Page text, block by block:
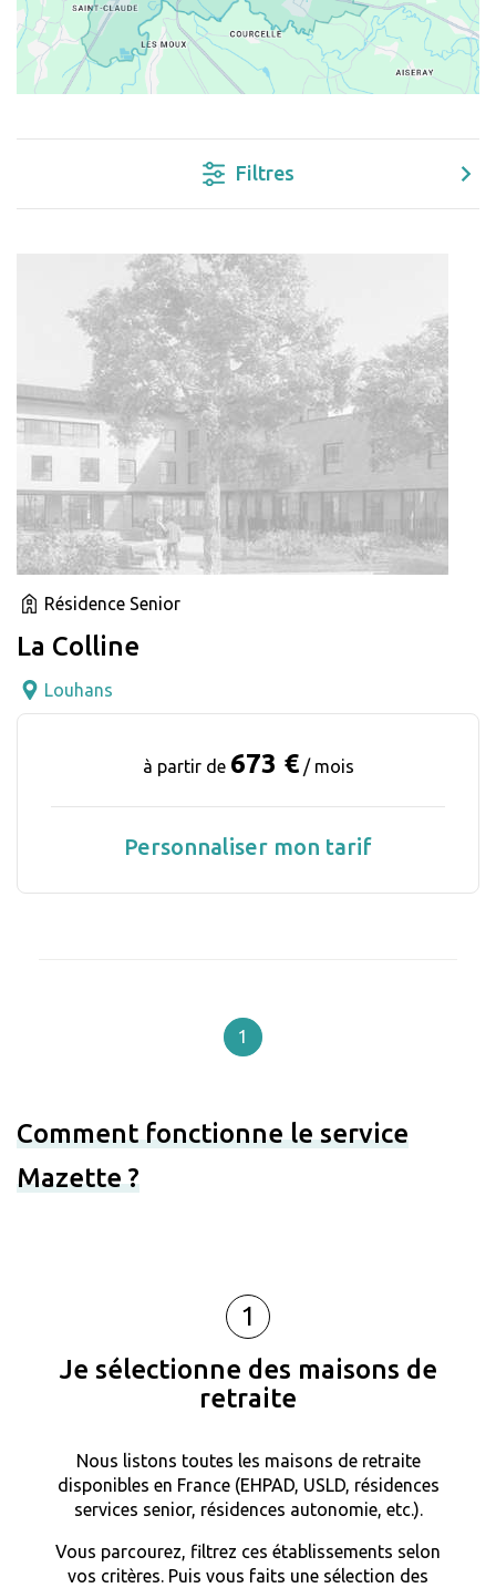
Filtres
Résidence Senior
La Colline
Louhans
à partir de 673 € / mois
Personnaliser mon tarif
1
Comment fonctionne le service
Mazette ?
1
Je sélectionne des maisons de
retraite
Nous listons toutes les maisons de retraite
disponibles en France (EHPAD, USLD, résidences
services senior, résidences autonomie, etc.).
Vous parcourez, filtrez ces établissements selon
vos critères. Puis vous faits une sélection des